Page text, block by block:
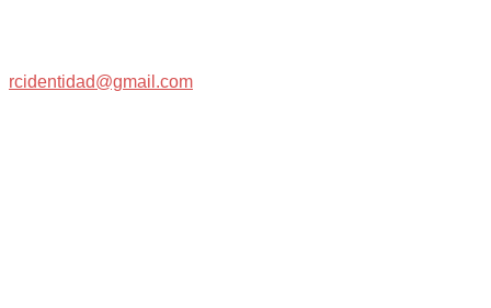
rcidentidad@gmail.com